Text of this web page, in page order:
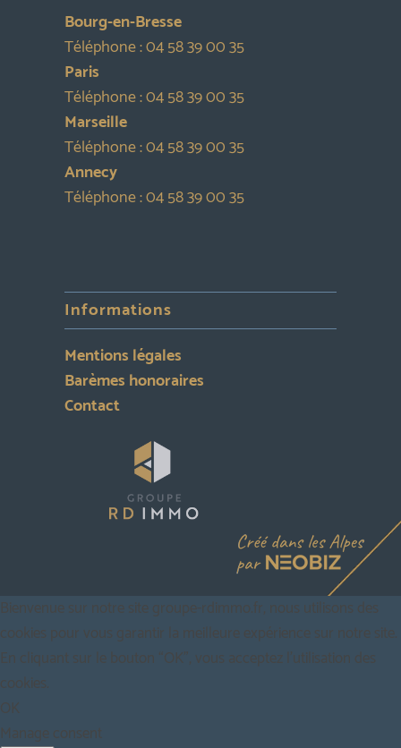
Bourg-en-Bresse
Téléphone :04 58 39 00 35
Paris
Téléphone :04 58 39 00 35
Marseille
Téléphone :04 58 39 00 35
Annecy
Téléphone :04 58 39 00 35
Informations
Mentions légales
Barèmes honoraires
Contact
Bienvenue sur notre site groupe-rdimmo.fr, nous utilisons des
cookies pour vous garantir la meilleure expérience sur notre site.
En cliquant sur le bouton “OK”, vous acceptez l'utilisation des
cookies.
OK
Manage consent